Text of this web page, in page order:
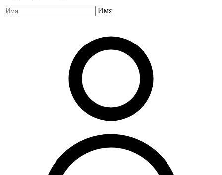
Имя